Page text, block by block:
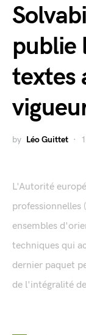
publie
textes
by Léo Guittet
L'Autorité
professionnelles
ensembles
techniques qui
dernier paquet
de l'intégralité